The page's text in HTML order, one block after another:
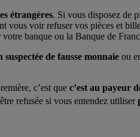
étrangères. Si vous disposez de
vous voir refuser vos pièces et
banque ou la Banque de
suspectée de fausse monnaie ou
c’est que c’est au payeur
refusée si vous entendez utiliser